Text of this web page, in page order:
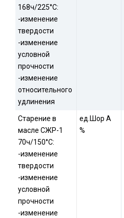
168ч/225°С:
-изменение
твердости
-изменение
условной
прочности
-изменение
относительного
удлинения
Старение в
масле СЖР-1
70ч/150°С:
-изменение
твердости
-изменение
условной
прочности
-изменение
ед.Шор А
%